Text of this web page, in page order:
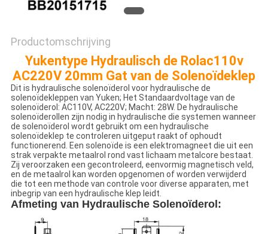
Productomschrijving
Yukentype Hydraulisch de Rolac110v
AC220V 20mm Gat van de Solenoïdeklep
Dit is hydraulische solenoïderol voor hydraulische de
solenoïdekleppen van Yuken; Het Standaardvoltage van de
solenoïderol: AC110V, AC220V; Macht: 28W. De hydraulische
solenoïderollen zijn nodig in hydraulische die systemen wanneer
de solenoïderol wordt gebruikt om een hydraulische
solenoïdeklep te controleren uitgeput raakt of ophoudt
functionerend. Een solenoïde is een elektromagneet die uit een
strak verpakte metaalrol rond vast lichaam metalcore bestaat.
Zij veroorzaken een gecontroleerd, eenvormig magnetisch veld,
en de metaalrol kan worden opgenomen of worden verwijderd
die tot een methode van controle voor diverse apparaten, met
inbegrip van een hydraulische klep leidt.
Afmeting van Hydraulische Solenoïderol :